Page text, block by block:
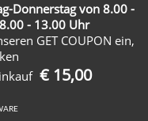
Donnerstag von 8.00 -
- 13.00 Uhr
GET COUPON ein,
€ 15,00